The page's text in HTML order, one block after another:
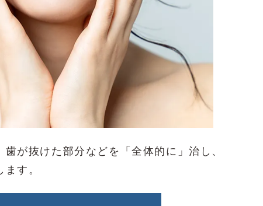
が抜けた部分などを「全体的に」治し、
す。